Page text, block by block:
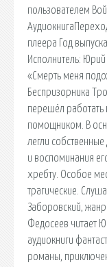
пользователем
плеера Год
Исполнитель:
«Смерть меня
Беспризорника
перешёл
помощником. В
легли
и воспоминания
хребту. Особое
трагические.
Заборовский,
Федосеев читает
аудиокниги
романы,